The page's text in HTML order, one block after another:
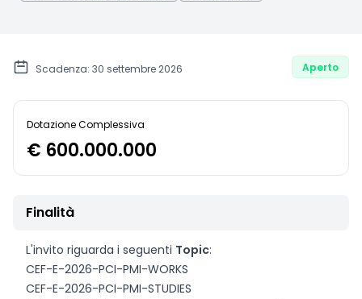
Scadenza: 30 settembre 2026 Aperto
Dotazione Complessiva
€ 600.000.000
Finalità
L'invito riguarda i seguenti Topic:
CEF-E-2026-PCI-PMI-WORKS
CEF-E-2026-PCI-PMI-STUDIES